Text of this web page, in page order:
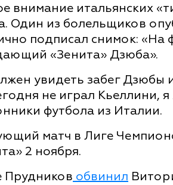
внимание итальянских
Один из болельщиков
подписал снимок:
«Зенита» Дзюба».
увидеть забег
не играл Кьеллини,
футбола из Италии.
матч в Лиге
2 ноября.
Прудников обвинил